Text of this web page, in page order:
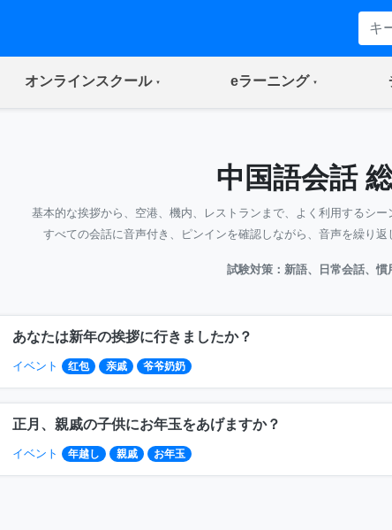
オンラインスクール(current) eラーニング(current)
中国語会話
基本的な挨拶から、空港、機内、レストランまで、よく利用するシー
すべての会話に音声付き、ピンインを確認しながら、音声を繰り返
試験対策：新語、日常会話、慣
あなたは新年の挨拶に行きましたか？
イベント 红包 亲戚 爷爷奶奶
正月、親戚の子供にお年玉をあげますか？
イベント 年越し 親戚 お年玉